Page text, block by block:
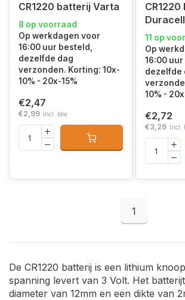
CR1220 batterij Varta
8 op voorraad
Op werkdagen voor
16:00 uur besteld,
dezelfde dag
verzonden. Korting: 10x-
10% - 20x-15%
€2,47
€2,99 Incl. btw
Duracell
11 op
Op
16:00 uur
dezelfde
10% -
€2,72
€3,29 Incl.
1
De CR1220 batterij is een lithium
spanning levert van 3 Volt. Het
diameter van 12mm en een dikte van